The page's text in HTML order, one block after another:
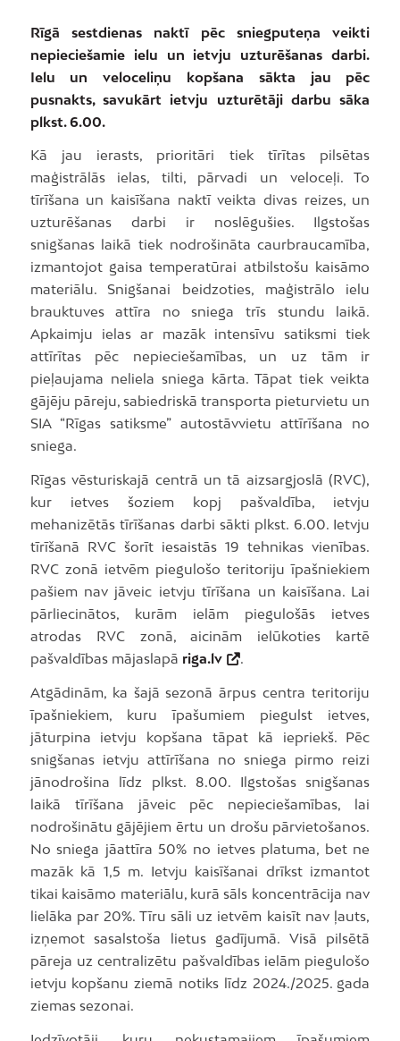
Rīgā sestdienas naktī pēc sniegputeņa veikti
nepieciešamie ielu un ietvju uzturēšanas darbi.
Ielu un veloceliņu kopšana sākta jau pēc
pusnakts, savukārt ietvju uzturētāji darbu sāka
plkst. 6.00.
Kā jau ierasts, prioritāri tiek tīrītas pilsētas
maģistrālās ielas, tilti, pārvadi un veloceļi. To
tīrīšana un kaisīšana naktī veikta divas reizes, un
uzturēšanas darbi ir noslēgušies. Ilgstošas
snigšanas laikā tiek nodrošināta caurbraucamība,
izmantojot gaisa temperatūrai atbilstošu kaisāmo
materiālu. Snigšanai beidzoties, maģistrālo ielu
brauktuves attīra no sniega trīs stundu laikā.
Apkaimju ielas ar mazāk intensīvu satiksmi tiek
attīrītas pēc nepieciešamības, un uz tām ir
pieļaujama neliela sniega kārta. Tāpat tiek veikta
gājēju pāreju, sabiedriskā transporta pieturvietu un
SIA “Rīgas satiksme” autostāvvietu attīrīšana no
sniega.
Rīgas vēsturiskajā centrā un tā aizsargjoslā (RVC),
kur ietves šoziem kopj pašvaldība, ietvju
mehanizētās tīrīšanas darbi sākti plkst. 6.00. Ietvju
tīrīšanā RVC šorīt iesaistās 19 tehnikas vienības.
RVC zonā ietvēm piegulošo teritoriju īpašniekiem
pašiem nav jāveic ietvju tīrīšana un kaisīšana. Lai
pārliecinātos, kurām ielām piegulošās ietves
atrodas RVC zonā, aicinām ielūkoties kartē
pašvaldības mājaslapā riga.lv .
Atgādinām, ka šajā sezonā ārpus centra teritoriju
īpašniekiem, kuru īpašumiem piegulst ietves,
jāturpina ietvju kopšana tāpat kā iepriekš. Pēc
snigšanas ietvju attīrīšana no sniega pirmo reizi
jānodrošina līdz plkst. 8.00. Ilgstošas snigšanas
laikā tīrīšana jāveic pēc nepieciešamības, lai
nodrošinātu gājējiem ērtu un drošu pārvietošanos.
No sniega jāattīra 50% no ietves platuma, bet ne
mazāk kā 1,5 m. Ietvju kaisīšanai drīkst izmantot
tikai kaisāmo materiālu, kurā sāls koncentrācija nav
lielāka par 20%. Tīru sāli uz ietvēm kaisīt nav ļauts,
izņemot sasalstoša lietus gadījumā. Visā pilsētā
pāreja uz centralizētu pašvaldības ielām piegulošo
ietvju kopšanu ziemā notiks līdz 2024./2025. gada
ziemas sezonai.